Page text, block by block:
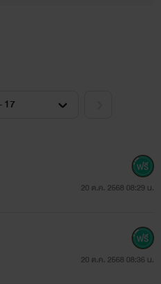
20 ต.ค. 2568 08:29 น.
20 ต.ค. 2568 08:36 น.